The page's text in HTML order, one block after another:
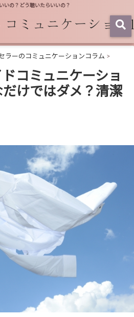
いの？どう聴いたらいいの？
ラーのコミュニケーションコラム >
ドコミュニケーショ
けではダメ？清潔